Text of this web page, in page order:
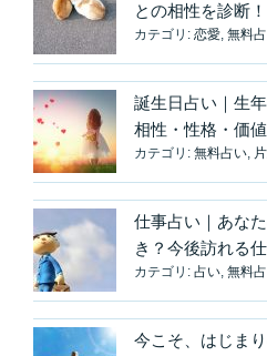
との相性を診断
カテゴリ: 恋愛, 無料
誕生日占い｜生
相性・性格・価
カテゴリ: 無料占い,
仕事占い｜あな
き？今後訪れる
カテゴリ: 占い, 無料
今こそ、はじま